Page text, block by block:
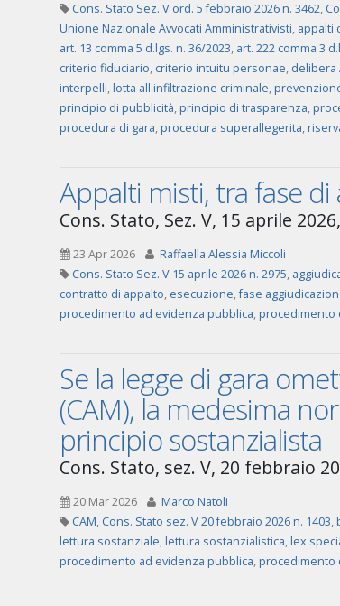
Cons. Stato Sez. V ord. 5 febbraio 2026 n. 3462,
Unione Nazionale Avvocati Amministrativisti, appalti
art. 13 comma 5 d.lgs. n. 36/2023, art. 222 comma 3
criterio fiduciario, criterio intuitu personae, delibera
interpelli,lotta all'infiltrazione criminale,
principio di pubblicità,principio di trasparenza,
procedura di gara,procedura superallegerita,
Appalti misti, tra fase di
Cons. Stato, Sez. V, 15 aprile
23 Apr 2026
Raffaella Alessia Miccoli
Cons. Stato Sez. V 15 aprile 2026 n. 2975,
contratto di appalto, esecuzione,fase
procedimento ad evidenza pubblica,procedimento
Se la legge di gara
(CAM), la medesima
principio sostanzialista
Cons. Stato, sez. V, 20 febbraio
20 Mar 2026
Marco Natoli
CAM, Cons. Stato sez. V 20 febbraio 2026 n. 1403,
lettura sostanziale,lettura sostanzialistica,lex
procedimento ad evidenza pubblica,procedimento